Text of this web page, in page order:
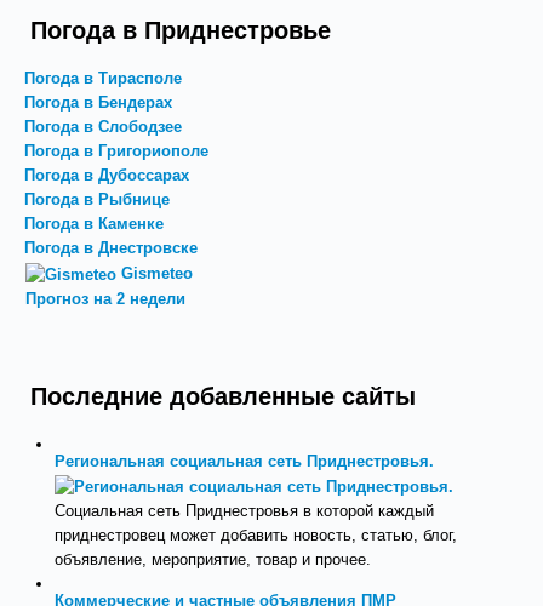
Погода в Приднестровье
Погода в Тирасполе
Погода в Бендерах
Погода в Слободзее
Погода в Григориополе
Погода в Дубоссарах
Погода в Рыбнице
Погода в Каменке
Погода в Днестровске
Gismeteo
Прогноз на 2 недели
Последние добавленные сайты
Региональная социальная сеть Приднестровья.
Социальная сеть Приднестровья в которой каждый
приднестровец может добавить новость, статью, блог,
объявление, мероприятие, товар и прочее.
Коммерческие и частные объявления ПМР